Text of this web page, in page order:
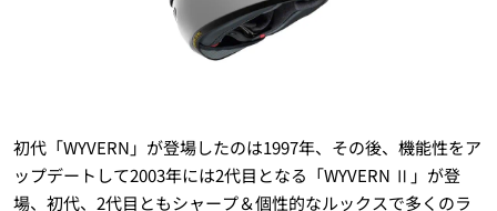
初代「WYVERN」が登場したのは1997年、その後、機能性をア
ップデートして2003年には2代目となる「WYVERN Ⅱ」が登
場、初代、2代目ともシャープ＆個性的なルックスで多くのラ